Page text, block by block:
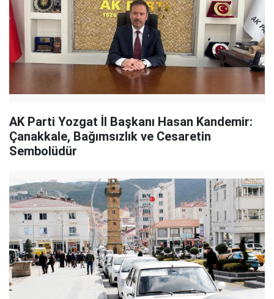
AK Parti Yozgat İl Başkanı Hasan Kandemir:
Çanakkale, Bağımsızlık ve Cesaretin
Sembolüdür